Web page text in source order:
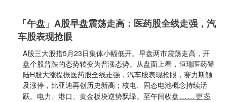
「午盘」A股早盘震荡走高：医药股全线走强，汽
车股表现抢眼
A股三大股指5月23日集体小幅低开。早盘两市震荡走高，开
盘个股普跌的态势转变为普涨态势。从盘面上看，恒瑞医药登
陆H股大涨提振医药股全线走强，汽车股表现抢眼，赛力斯触
及涨停，比亚迪再创历史新高；核电、固态电池概念持续活
跃。电力、港口、黄金板块逆势飘绿。至午间收盘……更多